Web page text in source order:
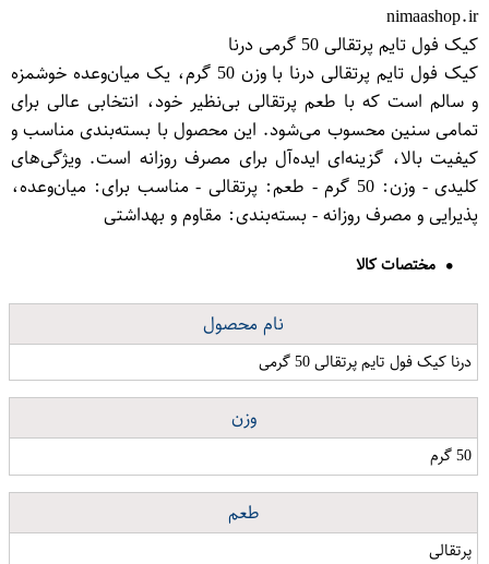
nimaashop.ir
کیک فول تایم پرتقالی 50 گرمی درنا
کیک فول تایم پرتقالی درنا با وزن 50 گرم، یک میان‌وعده خوشمزه
و سالم است که با طعم پرتقالی بی‌نظیر خود، انتخابی عالی برای
تمامی سنین محسوب می‌شود. این محصول با بسته‌بندی مناسب و
کیفیت بالا، گزینه‌ای ایده‌آل برای مصرف روزانه است. ویژگی‌های
کلیدی - وزن: 50 گرم - طعم: پرتقالی - مناسب برای: میان‌وعده،
پذیرایی و مصرف روزانه - بسته‌بندی: مقاوم و بهداشتی
مختصات کالا
نام محصول
درنا کیک فول تایم پرتقالی 50 گرمی
وزن
50 گرم
طعم
پرتقالی